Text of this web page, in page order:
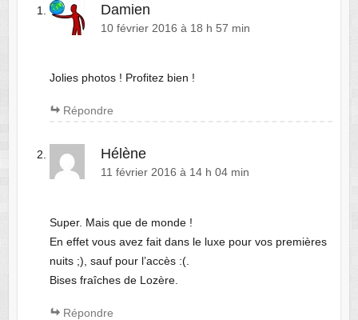
Damien
10 février 2016 à 18 h 57 min
Jolies photos ! Profitez bien !
Répondre
Hélène
11 février 2016 à 14 h 04 min
Super. Mais que de monde !
En effet vous avez fait dans le luxe pour vos premières
nuits ;), sauf pour l’accès :(.
Bises fraîches de Lozère.
Répondre